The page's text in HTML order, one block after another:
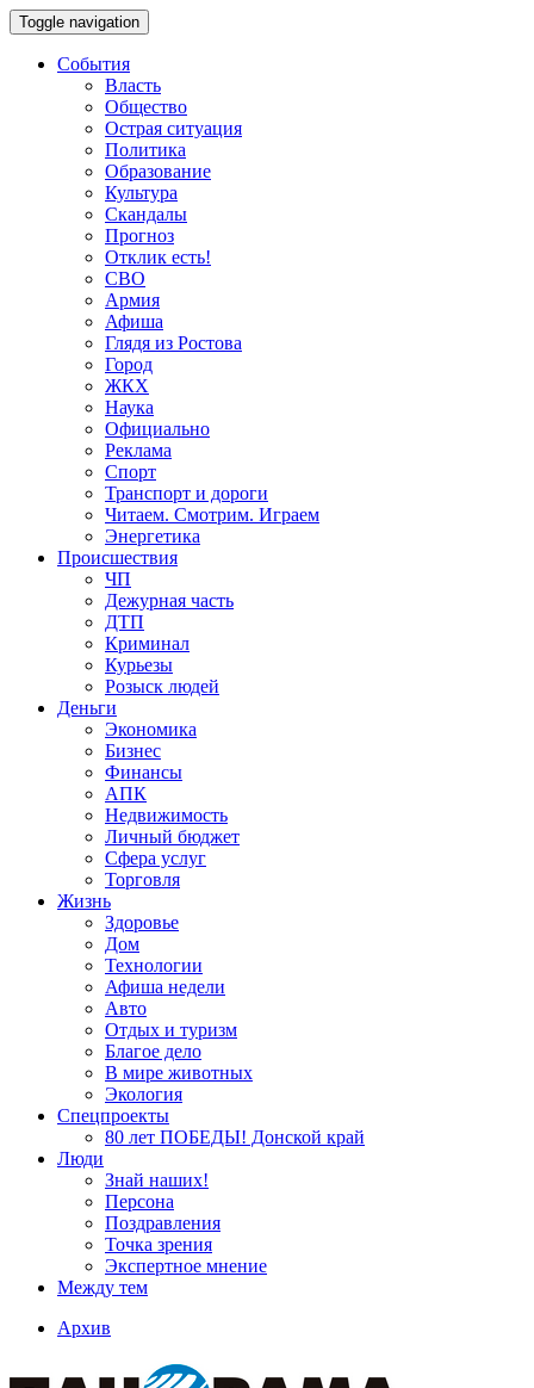
Toggle navigation
События
Власть
Общество
Острая ситуация
Политика
Образование
Культура
Скандалы
Прогноз
Отклик есть!
СВО
Армия
Афиша
Глядя из Ростова
Город
ЖКХ
Наука
Официально
Реклама
Спорт
Транспорт и дороги
Читаем. Смотрим. Играем
Энергетика
Происшествия
ЧП
Дежурная часть
ДТП
Криминал
Курьезы
Розыск людей
Деньги
Экономика
Бизнес
Финансы
АПК
Недвижимость
Личный бюджет
Сфера услуг
Торговля
Жизнь
Здоровье
Дом
Технологии
Афиша недели
Авто
Отдых и туризм
Благое дело
В мире животных
Экология
Спецпроекты
80 лет ПОБЕДЫ! Донской край
Люди
Знай наших!
Персона
Поздравления
Точка зрения
Экспертное мнение
Между тем
Архив